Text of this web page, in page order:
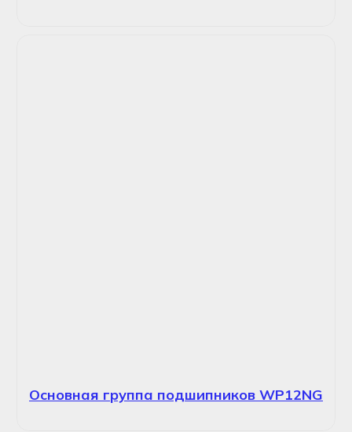
Основная группа подшипников WP12NG